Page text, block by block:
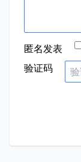
匿名发表
验证码